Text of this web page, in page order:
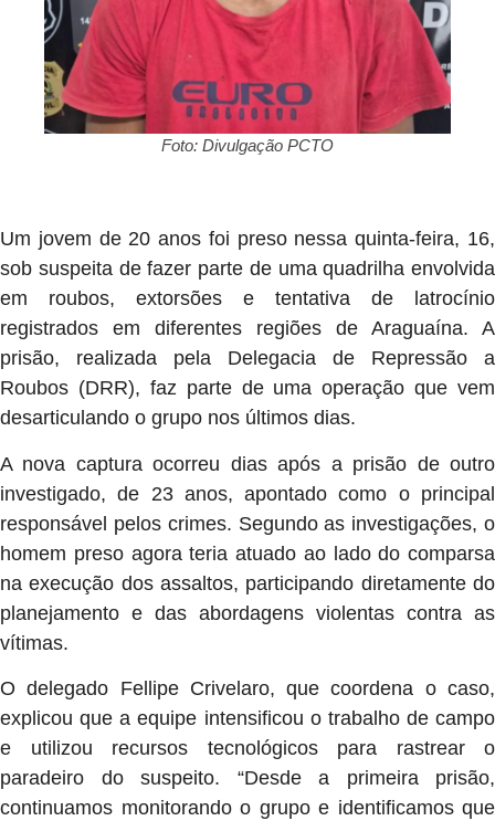
Foto: Divulgação PCTO
Um jovem de 20 anos foi preso nessa quinta-feira, 16,
sob suspeita de fazer parte de uma quadrilha envolvida
em roubos, extorsões e tentativa de latrocínio
registrados em diferentes regiões de Araguaína. A
prisão, realizada pela Delegacia de Repressão a
Roubos (DRR), faz parte de uma operação que vem
desarticulando o grupo nos últimos dias.
A nova captura ocorreu dias após a prisão de outro
investigado, de 23 anos, apontado como o principal
responsável pelos crimes. Segundo as investigações, o
homem preso agora teria atuado ao lado do comparsa
na execução dos assaltos, participando diretamente do
planejamento e das abordagens violentas contra as
vítimas.
O delegado Fellipe Crivelaro, que coordena o caso,
explicou que a equipe intensificou o trabalho de campo
e utilizou recursos tecnológicos para rastrear o
paradeiro do suspeito. “Desde a primeira prisão,
continuamos monitorando o grupo e identificamos que